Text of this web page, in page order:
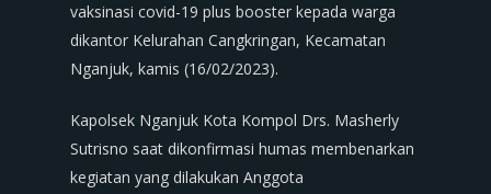
vaksinasi covid-19 plus booster kepada warga
dikantor Kelurahan Cangkringan, Kecamatan
Nganjuk, kamis (16/02/2023).
Kapolsek Nganjuk Kota Kompol Drs. Masherly
Sutrisno saat dikonfirmasi humas membenarkan
kegiatan yang dilakukan Anggota